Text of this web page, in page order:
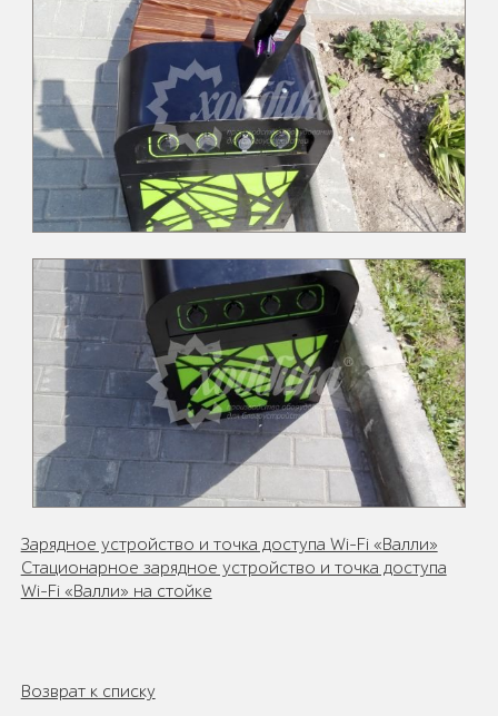
Зарядное устройство и точка доступа Wi-Fi «Валли»
Стационарное зарядное устройство и точка доступа
Wi-Fi «Валли» на стойке
Возврат к списку